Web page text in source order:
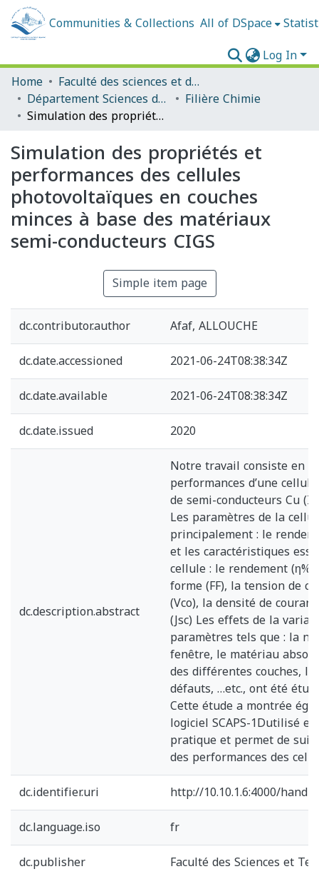
Communities & Collections All of DSpace
Log In
Home
Faculté des sciences et de la technologie
Département Sciences de la Matière Filière Chimie
Simulation des propriétés et performances des cellules photovoltaïques en couches minces à base des matériaux semi-conducteurs CIGS
Simulation des propriétés et
performances des cellules
photovoltaïques en couches
minces à base des matériaux
semi-conducteurs CIGS
Simple item page
dc.contributor.author
Afaf, ALLOUCHE
dc.date.accessioned
2021-06-24T08:38:34Z
dc.date.available
2021-06-24T08:38:34Z
dc.date.issued
2020
dc.description.abstract
Notre travail consiste en
performances d’une
de semi-conducteurs Cu
Les paramètres de la
principalement : le
et les caractéristiques
cellule : le rendement
forme (FF), la tension de
(Vco), la densité de
(Jsc) Les effets de la
paramètres tels que : la
fenêtre, le matériau
des différentes couches,
défauts, …etc., ont été
Cette étude a montrée
logiciel SCAPS-1Dutilisé
pratique et permet de
des performances des
dc.identifier.uri
http://10.10.1.6:4000/
dc.language.iso
fr
dc.publisher
Faculté des Sciences et